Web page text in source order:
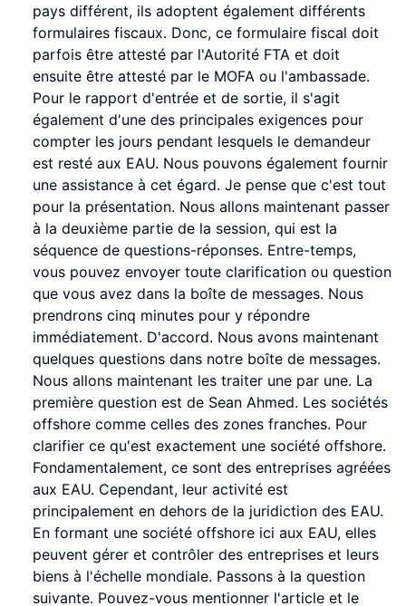
pays différent, ils adoptent également différents
formulaires fiscaux. Donc, ce formulaire fiscal doit
parfois être attesté par l'Autorité FTA et doit
ensuite être attesté par le MOFA ou l'ambassade.
Pour le rapport d'entrée et de sortie, il s'agit
également d'une des principales exigences pour
compter les jours pendant lesquels le demandeur
est resté aux EAU. Nous pouvons également fournir
une assistance à cet égard. Je pense que c'est tout
pour la présentation. Nous allons maintenant passer
à la deuxième partie de la session, qui est la
séquence de questions-réponses. Entre-temps,
vous pouvez envoyer toute clarification ou question
que vous avez dans la boîte de messages. Nous
prendrons cinq minutes pour y répondre
immédiatement. D'accord. Nous avons maintenant
quelques questions dans notre boîte de messages.
Nous allons maintenant les traiter une par une. La
première question est de Sean Ahmed. Les sociétés
offshore comme celles des zones franches. Pour
clarifier ce qu'est exactement une société offshore.
Fondamentalement, ce sont des entreprises agréées
aux EAU. Cependant, leur activité est
principalement en dehors de la juridiction des EAU.
En formant une société offshore ici aux EAU, elles
peuvent gérer et contrôler des entreprises et leurs
biens à l'échelle mondiale. Passons à la question
suivante. Pouvez-vous mentionner l'article et le